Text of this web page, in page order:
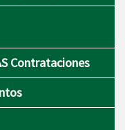
Contrataciones